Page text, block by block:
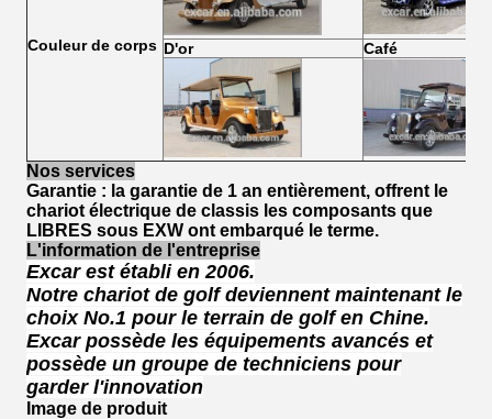
Couleur de corps D'or Café
Nos services
Garantie : la garantie de 1 an entièrement, offrent le
chariot électrique de classis les composants que
LIBRES sous EXW ont embarqué le terme.
L'information de l'entreprise
Excar est établi en 2006.
Notre chariot de golf deviennent maintenant le
choix No.1 pour le terrain de golf en Chine.
Excar possède les équipements avancés et
possède un groupe de techniciens pour
garder l'innovation
Image de produit